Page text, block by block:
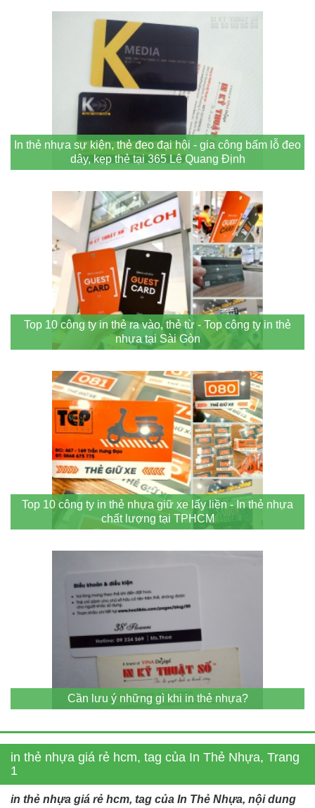
In thẻ nhựa sự kiện, thẻ đeo đại hội - gia công bấm lỗ đeo
dây, kẹp thẻ tại 365 Lê Quang Định
Top 10 công ty in thẻ ra vào, thẻ từ - Top công ty in thẻ
nhựa tại Sài Gòn
Top 10 công ty in thẻ nhựa giữ xe lấy liền - In thẻ nhựa
chất lượng tại TPHCM
Cần lưu ý những gì khi in thẻ nhựa?
in thẻ nhựa giá rẻ hcm, tag của In Thẻ Nhựa, Trang
1
in thẻ nhựa giá rẻ hcm, tag của In Thẻ Nhựa, nội dung